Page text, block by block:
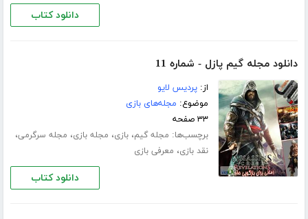
دانلود کتاب
دانلود مجله گیم پازل - شماره 11
از:پردیس لایو
موضوع: مجله‌های بازی
۳۳ صفحه
برچسب‌ها: مجله گیم،بازی، مجله بازی، مجله سرگرمی،
نقد بازی، معرفی بازی
دانلود کتاب